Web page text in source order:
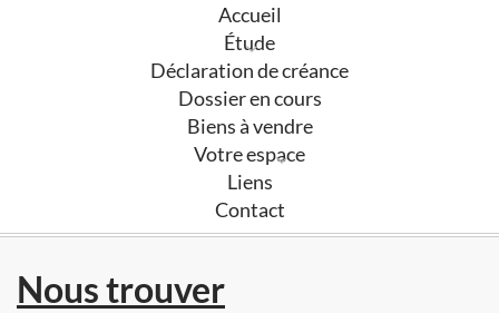
navigation
Accueil
Étude
Déclaration de créance
Dossier en cours
Biens à vendre
Votre espace
Liens
Contact
Nous trouver